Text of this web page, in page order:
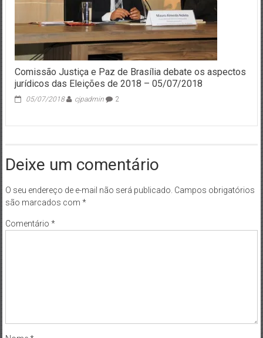
Comissão Justiça e Paz de Brasília debate os aspectos
jurídicos das Eleições de 2018 – 05/07/2018
05/07/2018 cjpadmin 2
Deixe um comentário
O seu endereço de e-mail não será publicado. Campos obrigatórios
são marcados com *
Comentário *